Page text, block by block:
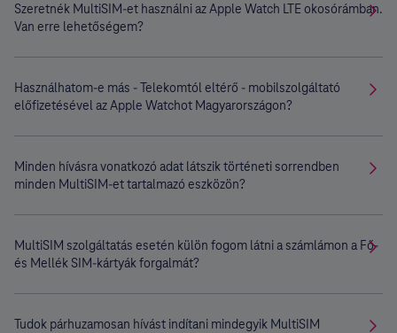
Szeretnék MultiSIM-et használni az Apple Watch LTE okosórámban.
Van erre lehetőségem?
Használhatom-e más - Telekomtól eltérő - mobilszolgáltató
előfizetésével az Apple Watchot Magyarországon?
Minden hívásra vonatkozó adat látszik történeti sorrendben
minden MultiSIM-et tartalmazó eszközön?
MultiSIM szolgáltatás esetén külön fogom látni a számlámon a Fő-
és Mellék SIM-kártyák forgalmát?
Tudok párhuzamosan hívást indítani mindegyik MultiSIM